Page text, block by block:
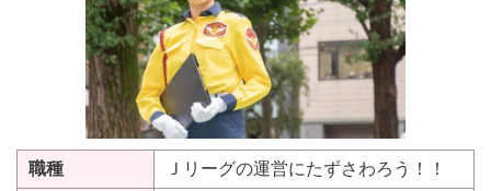
職種 Ｊリーグの運営にたずさわろう！！